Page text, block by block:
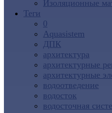
Изоляционные
Теги
0
Aquasistem
ДПК
архитектура
архитектурные
архитектурные
водоотведение
водосток
водосточная